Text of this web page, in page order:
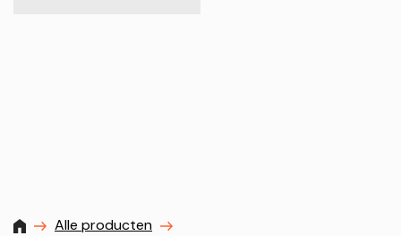
MXProstoreparts
Alle producten